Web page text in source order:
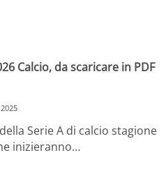
Calcio, da scaricare in PDF
Serie A di calcio stagione
inizieranno…